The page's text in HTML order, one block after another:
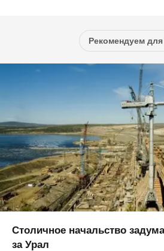
Рекомендуем для
Столичное начальство
за Урал